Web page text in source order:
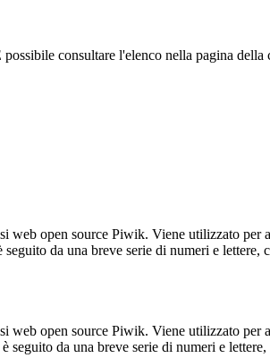
consultare l'elenco nella pagina della
web open source Piwik. Viene utilizzato
da una breve serie di numeri e
web open source Piwik. Viene utilizzato
da una breve serie di numeri e